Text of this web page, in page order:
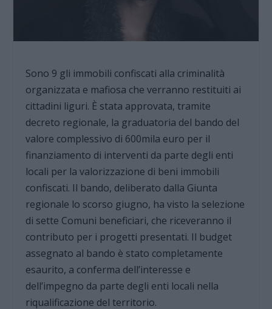
Sono 9 gli immobili confiscati alla criminalità
organizzata e mafiosa che verranno restituiti ai
cittadini liguri. È stata approvata, tramite
decreto regionale, la graduatoria del bando del
valore complessivo di 600mila euro per il
finanziamento di interventi da parte degli enti
locali per la valorizzazione di beni immobili
confiscati. Il bando, deliberato dalla Giunta
regionale lo scorso giugno, ha visto la selezione
di sette Comuni beneficiari, che riceveranno il
contributo per i progetti presentati. Il budget
assegnato al bando è stato completamente
esaurito, a conferma dell’interesse e
dell’impegno da parte degli enti locali nella
riqualificazione del territorio.